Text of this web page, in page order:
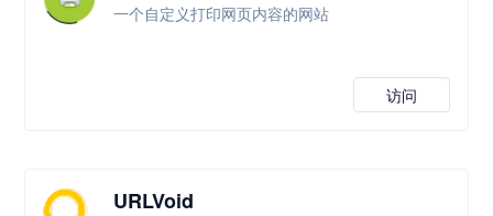
一个自定义打印网页内容的网站
访问
URLVoid